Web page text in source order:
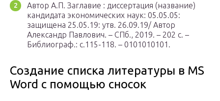
Автор А.П. Заглавие : диссертация (название)
кандидата экономических наук: 05.05.05:
защищена 25.05.19: утв. 26.09.19/ Автор
Александр Павлович. – СПб., 2019. – 202 с. –
Библиограф.: с.115-118. – 0101010101.
Создание списка литературы в MS
Word с помощью сносок